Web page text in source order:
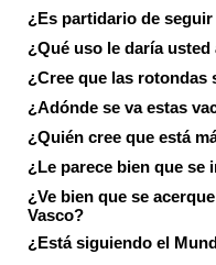
¿Es partidario de
¿Qué uso le daría
¿Cree que las rotondas
¿Adónde se va estas
¿Quién cree que está
¿Le parece bien que se
¿Ve bien que se
Vasco?
¿Está siguiendo el